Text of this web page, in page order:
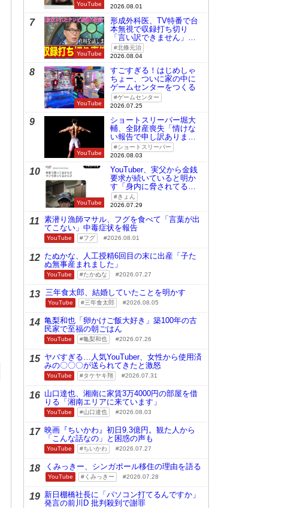
YouTube 2026.08.01
7
YouTube
形成外科医、TV特番で台
本無視で収録打ち切り
「言い訳できません」と
謝罪北條元治
2026.08.04
8
YouTube
すごすぎる！はじめしゃ
ちょー、ついに家の中に
ゲームセンターをつくる
ゲームセンター
2026.07.25
9
YouTube
ショートスリーパー堀大
輔、全財産喪失「情けな
い報告で申し訳ありませ
ん」ショートスリーパー
2026.08.03
10
YouTube
YouTuber、実父から金銭
要求が続いていると明か
す「身内に脅されてる
の」きょん
2026.07.29
11
素潜り漁師マサル、フグを食べて「言葉が出
てこない」中毒症状を報告
YouTube フグ 2026.08.01
12 たぬかな、人工授精6回目の末に出産「子た
ぬ無事産まれました」
YouTube たかぬな 2026.07.27
13 三年食太郎、結婚していたことを明かす
YouTube 三年食太郎 2026.08.05
14 亀梨和也「卵かけご飯大好き」築100年の古
民家で至福の朝ごはん
YouTube 亀梨和也 2026.07.26
15 ヤバすぎる…人気YouTuber、女性から使用済
みの〇〇〇が送られてきたと激怒
YouTube タケヤキ翔 2026.07.31
16 山口達也、湘南に家賃3万4000円の部屋を借
りる「湘南エリアに来ています」
YouTube 山口達也 2026.08.03
17 映画『ちいかわ』初日9.3億円。観た人から
「こんな話なの」と困惑の声も
YouTube ちいかわ 2026.07.27
18 くみっきー、シンガポール移住の理由を語る
YouTube くみっきー 2026.07.28
19 新日棚橋社長に「パソコン打てるんですか」
発言の前川D 批判殺到で謝罪